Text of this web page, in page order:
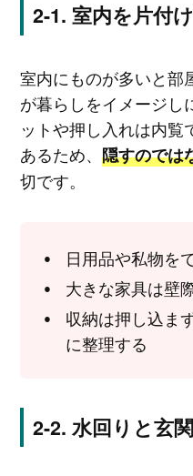
室内を片付
室内にものが多いと部
が暮らしをイメージし
ットや押し入れは内
あるため、 隠すのでは
切です。
日用品や私物を
大きな家具は壁
収納は押し込ま
に整理する
水回りと玄